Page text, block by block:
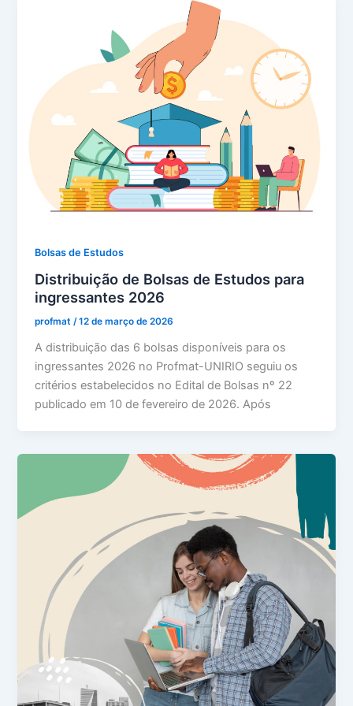
Bolsas de Estudos
Distribuição de Bolsas de Estudos para
ingressantes 2026
profmat/12 de março de 2026
A distribuição das 6 bolsas disponíveis para os
ingressantes 2026 no Profmat-UNIRIO seguiu os
critérios estabelecidos no Edital de Bolsas nº 22
publicado em 10 de fevereiro de 2026. Após